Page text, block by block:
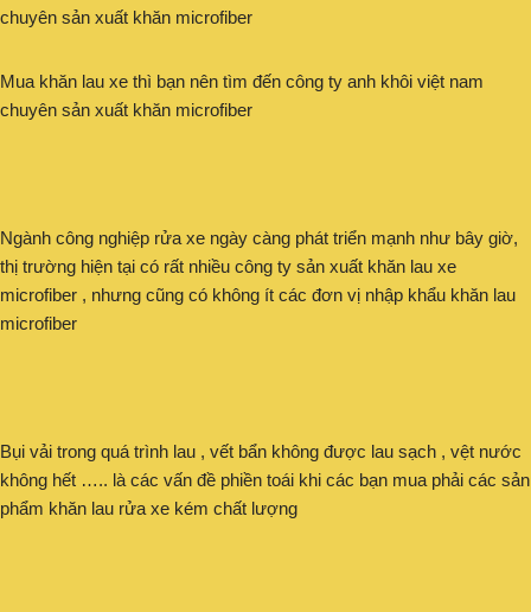
chuyên sản xuất khăn microfiber
Mua khăn lau xe thì bạn nên tìm đến công ty anh khôi việt nam
chuyên sản xuất khăn microfiber
Ngành công nghiệp rửa xe ngày càng phát triển mạnh như bây giờ,
thị trường hiện tại có rất nhiều công ty sản xuất khăn lau xe
microfiber , nhưng cũng có không ít các đơn vị nhập khẩu khăn lau
microfiber
Bụi vải trong quá trình lau , vết bẩn không được lau sạch , vệt nước
không hết ….. là các vấn đề phiền toái khi các bạn mua phải các sản
phẩm khăn lau rửa xe kém chất lượng